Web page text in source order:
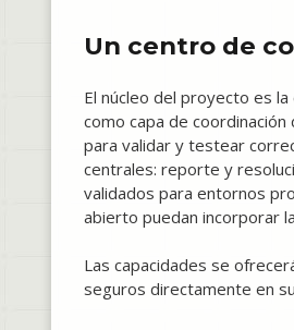
Un centro de
El núcleo del proyecto es la
como capa de
para validar y testear
centrales: reporte y
validados para entornos
abierto puedan incorporar
Las capacidades se
seguros directamente en